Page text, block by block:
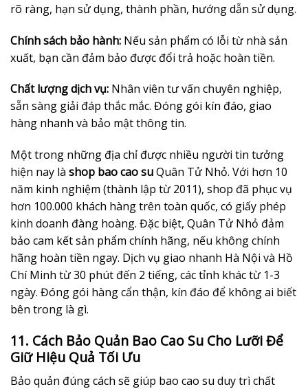
rõ ràng, hạn sử dụng, thành phần, hướng dẫn sử dụng.
Chính sách bảo hành: Nếu sản phẩm có lỗi từ nhà sản
xuất, bạn cần đảm bảo được đổi trả hoặc hoàn tiền.
Chất lượng dịch vụ: Nhân viên tư vấn chuyên nghiệp,
sẵn sàng giải đáp thắc mắc. Đóng gói kín đáo, giao
hàng nhanh và bảo mật thông tin.
Một trong những địa chỉ được nhiều người tin tưởng
hiện nay là shop bao cao suQuân Tử Nhỏ. Với hơn 10
năm kinh nghiệm (thành lập từ 2011), shop đã phục vụ
hơn 100.000 khách hàng trên toàn quốc, có giấy phép
kinh doanh đàng hoàng. Đặc biệt, Quân Tử Nhỏ đảm
bảo cam kết sản phẩm chính hãng, nếu không chính
hãng hoàn tiền ngay. Dịch vụ giao nhanh Hà Nội và Hồ
Chí Minh từ 30 phút đến 2 tiếng, các tỉnh khác từ 1-3
ngày. Đóng gói hàng cẩn thận, kín đáo để không ai biết
bên trong là gì.
11. Cách Bảo Quản Bao Cao Su Cho Lưỡi Để
Giữ Hiệu Quả Tối Ưu
Bảo quản đúng cách sẽ giúp bao cao su duy trì chất